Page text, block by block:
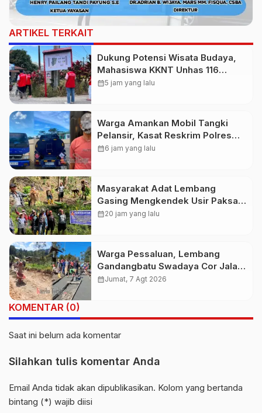
ARTIKEL TERKAIT
Dukung Potensi Wisata Budaya,
Mahasiswa KKNT Unhas 116
Kelurahan Nonongan Utara
calendar_month5 jam yang lalu
Warga Amankan Mobil Tangki
Pelansir, Kasat Reskrim Polres
Toraja Utara: Proses Hukum
calendar_month6 jam yang lalu
Masyarakat Adat Lembang
Gasing Mengkendek Usir Paksa
Penggarap yang Rusak Kawasan
calendar_month20 jam yang lalu
Warga Pessaluan, Lembang
Gandangbatu Swadaya Cor Jalan
Kabupaten
calendar_monthJumat, 7 Agt 2026
KOMENTAR (0)
Saat ini belum ada komentar
Silahkan tulis komentar Anda
Email Anda tidak akan dipublikasikan. Kolom yang bertanda
bintang (*) wajib diisi